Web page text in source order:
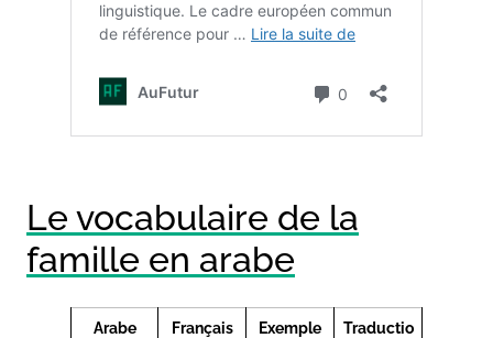
Le vocabulaire de la
famille en arabe
Arabe
Français
Exemple
Traductio